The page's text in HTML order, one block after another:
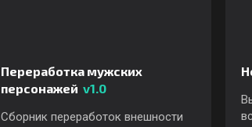
Переработка мужских
персонажей v1.0
Сборник переработок внешности